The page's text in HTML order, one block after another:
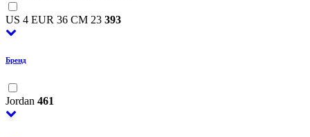
US 4 EUR 36 CM 23 393
Бренд
Jordan 461